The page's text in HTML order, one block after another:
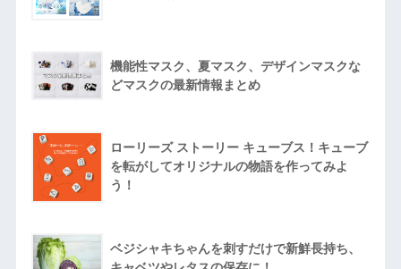
機能性マスク、夏マスク、デザインマスクな
どマスクの最新情報まとめ
ローリーズ ストーリー キューブス！キューブ
を転がしてオリジナルの物語を作ってみよ
う！
ベジシャキちゃんを刺すだけで新鮮長持ち、